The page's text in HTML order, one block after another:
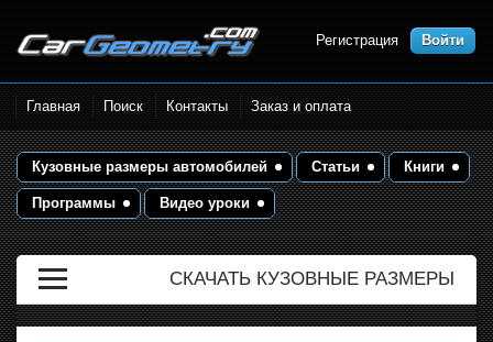
Размеры кузова автомобилей.
Контрольные точки и кузовные
размеры. Геометрия кузова
Регистрация Войти
Главная Поиск Контакты Заказ и оплата
Кузовные размеры автомобилей Статьи Книги
Программы Видео уроки
СКАЧАТЬ КУЗОВНЫЕ РАЗМЕРЫ